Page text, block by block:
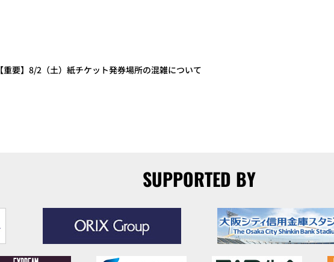
【重要】8/2（土）紙チケット発券場所の混雑について
SUPPORTED BY